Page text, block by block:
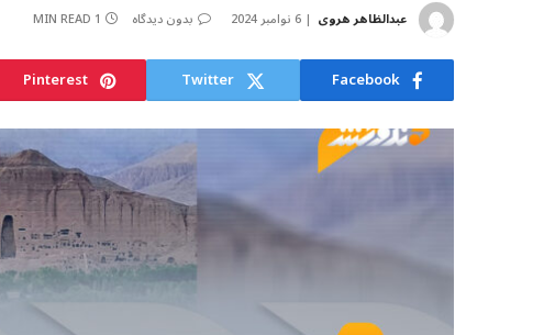
عبدالظاهر هروی 6 نوامبر 2024 بدون دیدگاه 1 MIN READ
Facebook
Twitter
Pinterest